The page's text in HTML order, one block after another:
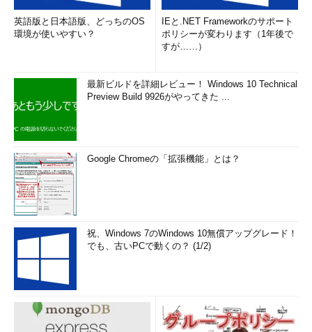
英語版と日本語版、どっちのOS
環境が使いやすい？
IEと.NET Frameworkのサポート
ポリシーが変わります（1年後で
すが……）
最新ビルドを詳細レビュー！ Windows 10 Technical
Preview Build 9926がやってきた ...
Google Chromeの「拡張機能」とは？
祝、Windows 7のWindows 10無償アップグレード！
でも、古いPCで動くの？ (1/2)